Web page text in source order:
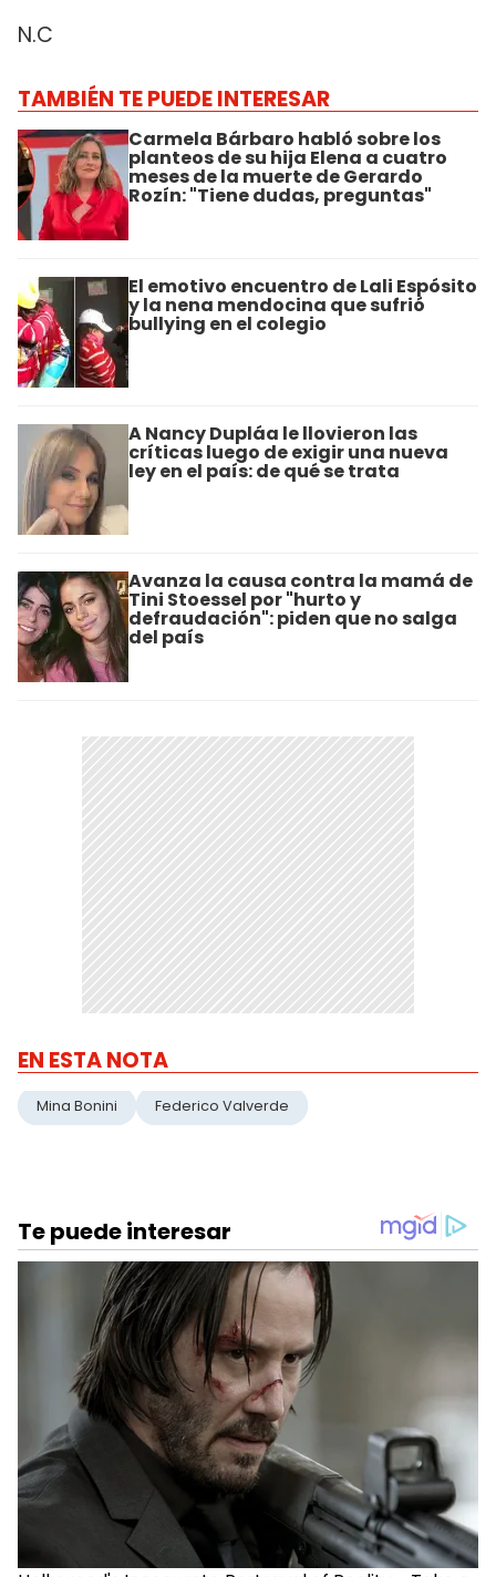
N.C
TAMBIÉN TE PUEDE INTERESAR
Carmela Bárbaro habló sobre los
planteos de su hija Elena a cuatro
meses de la muerte de Gerardo
Rozín: "Tiene dudas, preguntas"
El emotivo encuentro de Lali Espósito
y la nena mendocina que sufrió
bullying en el colegio
A Nancy Dupláa le llovieron las
críticas luego de exigir una nueva
ley en el país: de qué se trata
Avanza la causa contra la mamá de
Tini Stoessel por "hurto y
defraudación": piden que no salga
del país
EN ESTA NOTA
Mina Bonini Federico Valverde